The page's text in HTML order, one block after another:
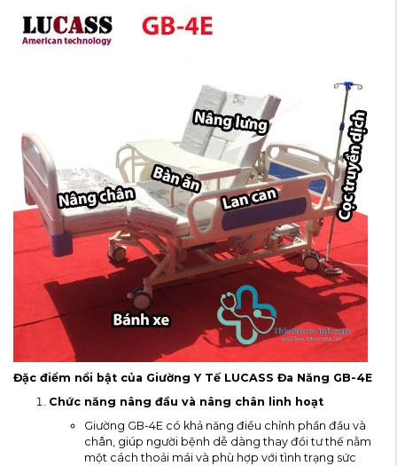
Đặc điểm nổi bật của Giường Y Tế LUCASS Đa Năng GB-4E
Chức năng nâng đầu và nâng chân linh hoạt
Giường GB-4E có khả năng điều chỉnh phần đầu và
chân, giúp người bệnh dễ dàng thay đổi tư thế nằm
một cách thoải mái và phù hợp với tình trạng sức